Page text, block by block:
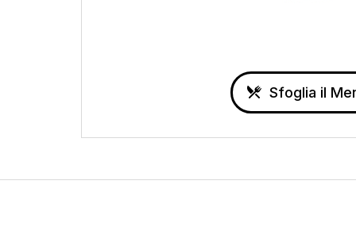
Sfoglia il